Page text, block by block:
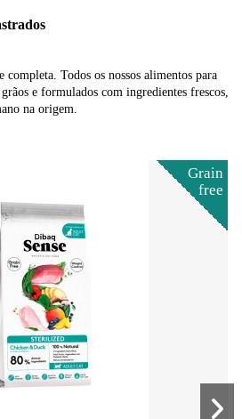
Todos os nossos alimentos para
e formulados com ingredientes frescos,
na origem.
Grain
free